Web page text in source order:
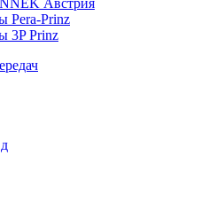
Австрия
Pera-Prinz
3P Prinz